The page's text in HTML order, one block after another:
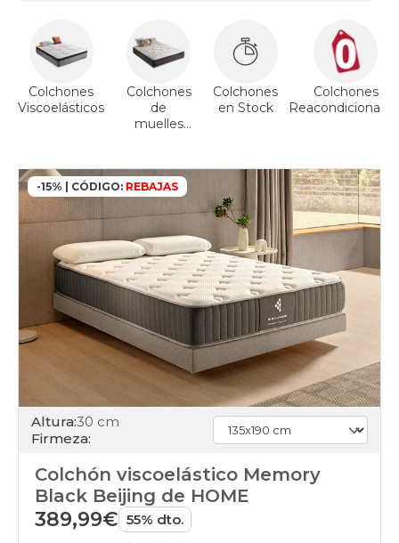
Colchones
Viscoelásticos
Colchones
de
muelles
Colchones
en Stock
Colchones
-15% | CÓDIGO: REBAJAS
Altura:30 cm
Firmeza:
Colchón viscoelástico Memory
Black Beijing de HOME
389,99€ 55% dto.